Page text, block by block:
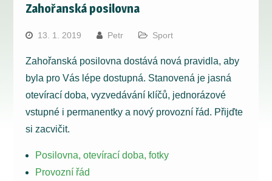
Zahořanská posilovna
13. 1. 2019 Petr Sport
Zahořanská posilovna dostává nová pravidla, aby
byla pro Vás lépe dostupná. Stanovená je jasná
otevírací doba, vyzvedávání klíčů, jednorázové
vstupné i permanentky a nový provozní řád. Přijďte
si zacvičit.
Posilovna, otevírací doba, fotky
Provozní řád